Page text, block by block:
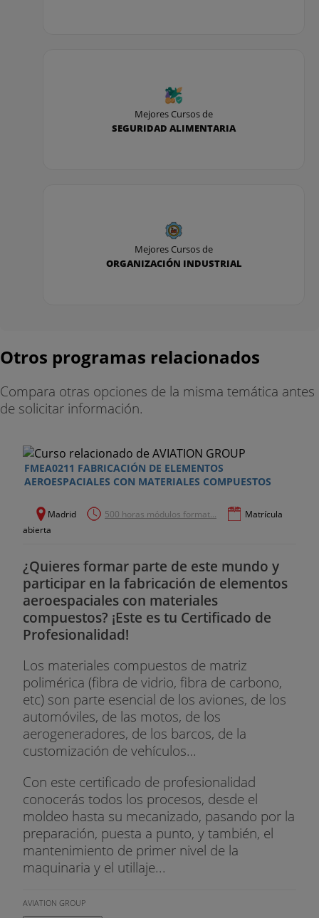
Mejores Cursos de
SEGURIDAD ALIMENTARIA
Mejores Cursos de
ORGANIZACIÓN INDUSTRIAL
Otros programas relacionados
Compara otras opciones de la misma temática antes
de solicitar información.
FMEA0211 FABRICACIÓN DE ELEMENTOS
AEROESPACIALES CON MATERIALES COMPUESTOS
Madrid 500 horas módulos format...
Matrícula
abierta
¿Quieres formar parte de este mundo y
participar en la fabricación de elementos
aeroespaciales con materiales
compuestos? ¡Este es tu Certificado de
Profesionalidad!
Los materiales compuestos de matriz
polimérica (fibra de vidrio, fibra de carbono,
etc) son parte esencial de los aviones, de los
automóviles, de las motos, de los
aerogeneradores, de los barcos, de la
customización de vehículos…
Con este certificado de profesionalidad
conocerás todos los procesos, desde el
moldeo hasta su mecanizado, pasando por la
preparación, puesta a punto, y también, el
mantenimiento de primer nivel de la
maquinaria y el utillaje...
AVIATION GROUP